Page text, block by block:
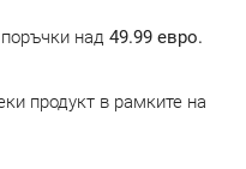
над 49.99 евро.
продукт в рамките на